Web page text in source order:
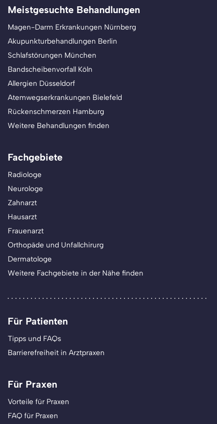
Meistgesuchte Behandlungen
Magen-Darm Erkrankungen Nürnberg
Akupunkturbehandlungen Berlin
Schlafstörungen München
Bandscheibenvorfall Köln
Allergien Düsseldorf
Atemwegserkrankungen Bielefeld
Rückenschmerzen Hamburg
Weitere Behandlungen finden
Fachgebiete
Radiologe
Neurologe
Zahnarzt
Hausarzt
Frauenarzt
Orthopäde und Unfallchirurg
Dermatologe
Weitere Fachgebiete in der Nähe finden
Für Patienten
Tipps und FAQs
Barrierefreiheit in Arztpraxen
Für Praxen
Vorteile für Praxen
FAQ für Praxen